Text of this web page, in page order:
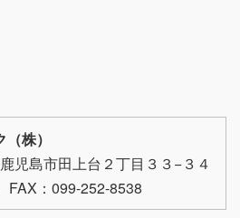
株）
児島市田上台２丁目３３−３４
FAX：099-252-8538